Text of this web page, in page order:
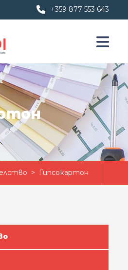
+359 877 553 643
> Гипсокартон